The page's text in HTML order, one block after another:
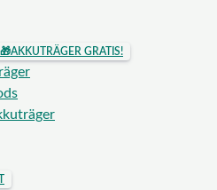
🎁AKKUTRÄGER GRATIS!